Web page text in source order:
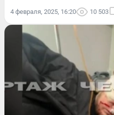
4 февраля, 2025, 16:20 10 503